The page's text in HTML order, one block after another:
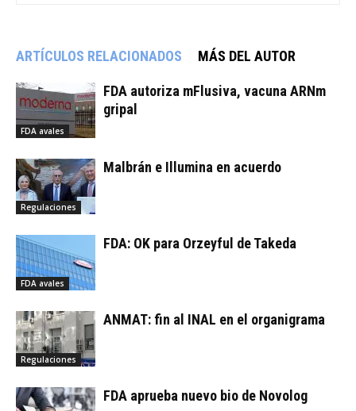
ARTÍCULOS RELACIONADOS MÁS DEL AUTOR
FDA avales
FDA autoriza mFlusiva, vacuna ARNm
gripal
Regulaciones
Malbrán e Illumina en acuerdo
FDA avales
FDA: OK para Orzeyful de Takeda
Regulaciones
ANMAT: fin al INAL en el organigrama
FDA aprueba nuevo bio de Novolog